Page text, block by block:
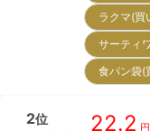
ラクマ(
サーティ
食パン袋
2位 22.2